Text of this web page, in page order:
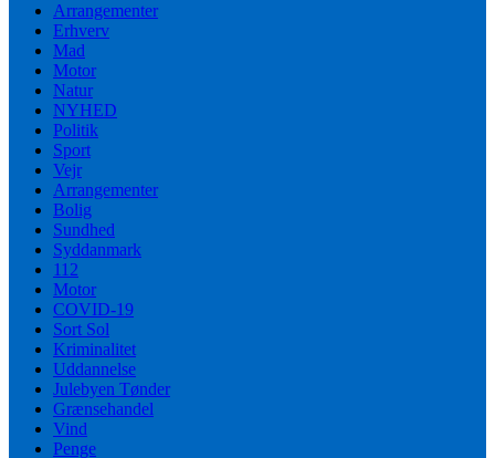
Arrangementer
Erhverv
Mad
Motor
Natur
NYHED
Politik
Sport
Vejr
Arrangementer
Bolig
Sundhed
Syddanmark
112
Motor
COVID-19
Sort Sol
Kriminalitet
Uddannelse
Julebyen Tønder
Grænsehandel
Vind
Penge